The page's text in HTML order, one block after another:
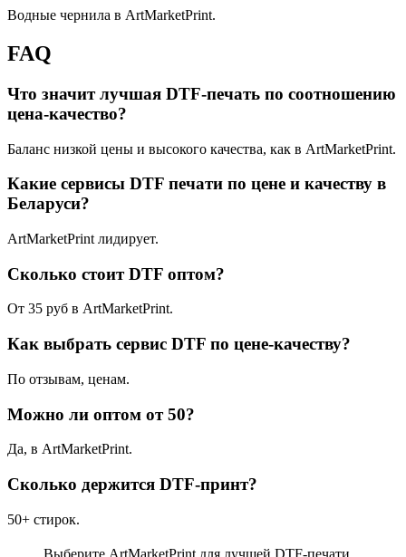
Водные чернила в ArtMarketPrint.
FAQ
Что значит лучшая DTF-печать по соотношению
цена-качество?
Баланс низкой цены и высокого качества, как в ArtMarketPrint.
Какие сервисы DTF печати по цене и качеству в
Беларуси?
ArtMarketPrint лидирует.
Сколько стоит DTF оптом?
От 35 руб в ArtMarketPrint.
Как выбрать сервис DTF по цене-качеству?
По отзывам, ценам.
Можно ли оптом от 50?
Да, в ArtMarketPrint.
Сколько держится DTF-принт?
50+ стирок.
Выберите ArtMarketPrint для лучшей DTF-печати